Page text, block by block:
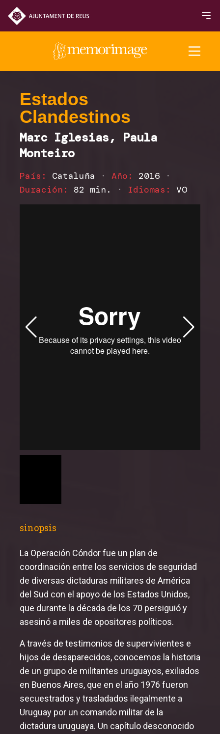
Edición 2025
PELÍCULAS
NOTICIAS
Programación 2025
Inauguración y Clausura
Estados
Clandestinos
Marc Iglesias, Paula
Monteiro
País: Cataluña · Año: 2016
·
Duración:
82 min. · Idiomas: VO
sinopsis
La Operación Cóndor fue un plan de
coordinación entre los servicios de seguridad
de diversas dictaduras militares de América
del Sud con el apoyo de los Estados Unidos,
que durante la década de los 70 persiguió y
asesinó a miles de opositores políticos.
A través de testimonios de supervivientes e
hijos de desaparecidos, conocemos la historia
de un grupo de militantes uruguayos, exiliados
en Buenos Aires, que en el año 1976 fueron
secuestrados y trasladados ilegalmente a
Uruguay por un comando militar de la
dictadura uruguaya. Un capítulo desconocido